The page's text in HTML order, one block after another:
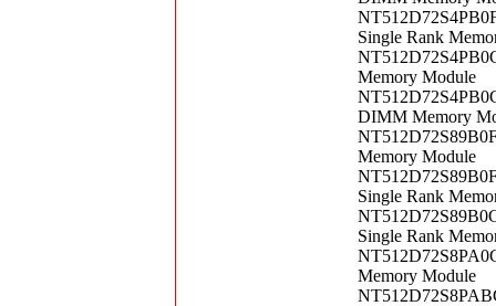
Single Rank
Memory Module
DIMM Memory
Memory Module
Single Rank
Single Rank
Memory Module